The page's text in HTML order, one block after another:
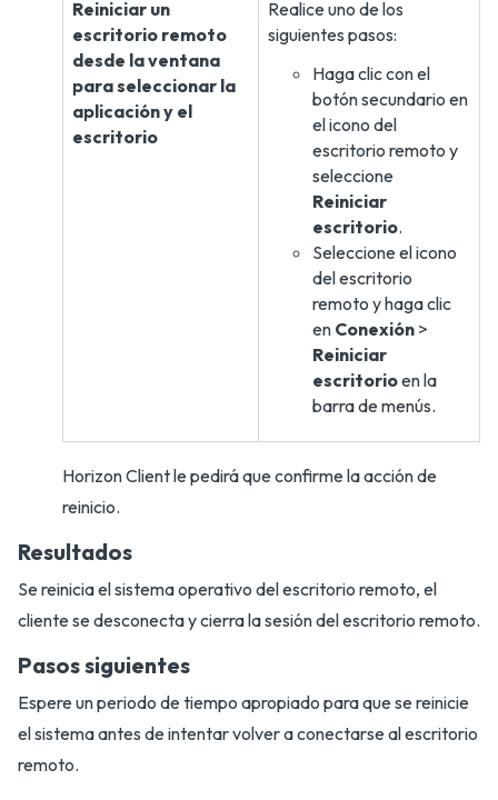
Reiniciar un
escritorio remoto
desde la ventana
para seleccionar la
aplicación y el
escritorio
Realice uno de los
siguientes pasos:
Haga clic con el
botón secundario en
el icono del
escritorio remoto y
seleccione
Reiniciar
escritorio.
Seleccione el icono
del escritorio
remoto y haga clic
en Conexión >
Reiniciar
escritorioen la
barra de menús.
Horizon Client le pedirá que confirme la acción de
reinicio.
Resultados
Se reinicia el sistema operativo del escritorio remoto, el
cliente se desconecta y cierra la sesión del escritorio remoto.
Pasos siguientes
Espere un periodo de tiempo apropiado para que se reinicie
el sistema antes de intentar volver a conectarse al escritorio
remoto.